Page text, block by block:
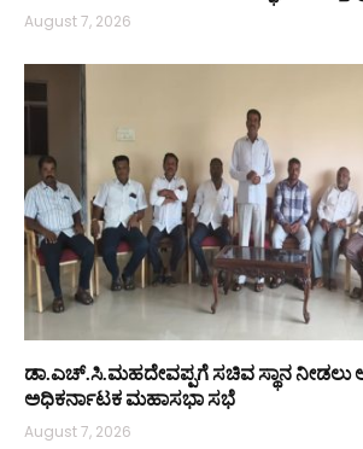
August 7, 2026
ಡಾ.ಎಚ್.ಸಿ.ಮಹದೇವಪ್ಪಗೆ ಸಚಿವ ಸ್ಥಾನ ನೀಡಲು
ಅಧಿಕರ್ನಾಟಕ ಮಹಾಸಭಾ ಸಭೆ
August 7, 2026